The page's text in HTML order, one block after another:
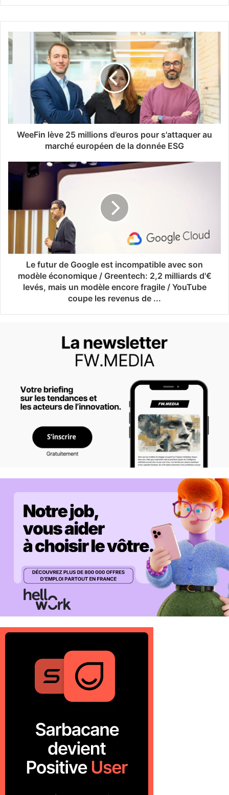
WeeFin lève 25 millions d’euros pour s'attaquer au
marché européen de la donnée ESG
Le futur de Google est incompatible avec son
modèle économique / Greentech: 2,2 milliards d'€
levés, mais un modèle encore fragile / YouTube
coupe les revenus de ...